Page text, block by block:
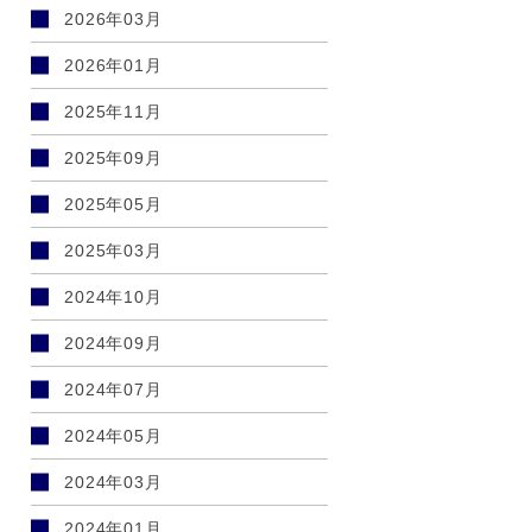
2026年03月
2026年01月
2025年11月
2025年09月
2025年05月
2025年03月
2024年10月
2024年09月
2024年07月
2024年05月
2024年03月